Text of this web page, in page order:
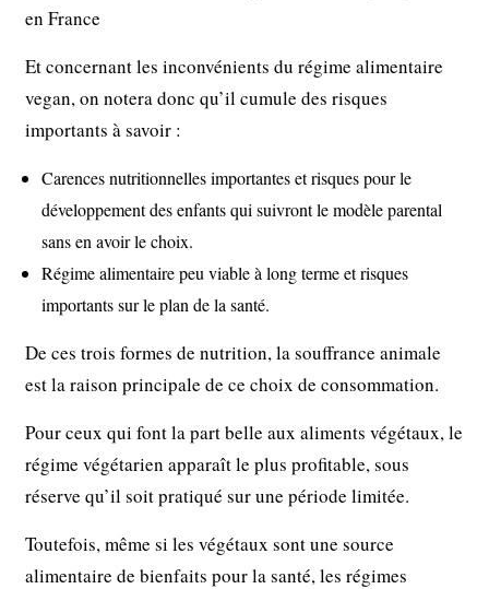
en France
Et concernant les inconvénients du régime alimentaire
vegan, on notera donc qu’il cumule des risques
importants à savoir :
Carences nutritionnelles importantes et risques pour le
développement des enfants qui suivront le modèle parental
sans en avoir le choix.
Régime alimentaire peu viable à long terme et risques
importants sur le plan de la santé.
De ces trois formes de nutrition, la souffrance animale
est la raison principale de ce choix de consommation.
Pour ceux qui font la part belle aux aliments végétaux, le
régime végétarien apparaît le plus profitable, sous
réserve qu’il soit pratiqué sur une période limitée.
Toutefois, même si les végétaux sont une source
alimentaire de bienfaits pour la santé, les régimes